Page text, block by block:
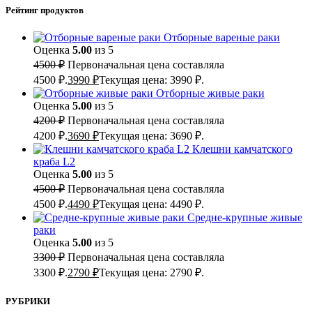
Рейтинг продуктов
Отборные вареные раки
Оценка 5.00 из 5
4500₽ Первоначальная цена составляла
4500 ₽.3990 ₽Текущая цена: 3990 ₽.
Отборные живые раки
Оценка 5.00 из 5
4200₽ Первоначальная цена составляла
4200 ₽.3690 ₽Текущая цена: 3690 ₽.
Клешни камчатского
краба L2
Оценка 5.00 из 5
4500₽ Первоначальная цена составляла
4500 ₽.4490 ₽Текущая цена: 4490 ₽.
Средне-крупные живые
раки
Оценка 5.00 из 5
3300₽ Первоначальная цена составляла
3300 ₽.2790 ₽Текущая цена: 2790 ₽.
РУБРИКИ